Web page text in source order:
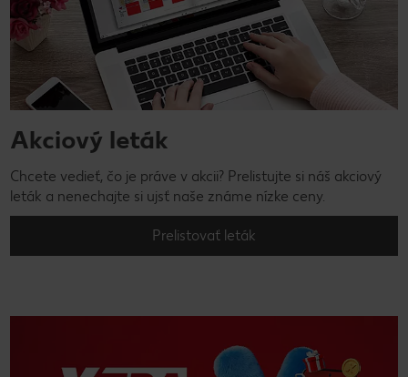
Akciový leták
Chcete vedieť, čo je práve v akcii? Prelistujte si náš akciový
leták a nenechajte si ujsť naše známe nízke ceny.
Prelistovať leták